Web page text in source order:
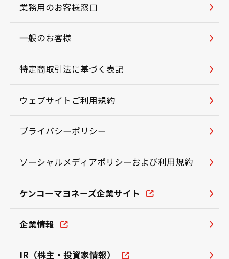
業務用のお客様窓口
一般のお客様
特定商取引法に基づく表記
ウェブサイトご利用規約
プライバシーポリシー
ソーシャルメディアポリシーおよび利用規約
ケンコーマヨネーズ企業サイト
企業情報
IR（株主・投資家情報）